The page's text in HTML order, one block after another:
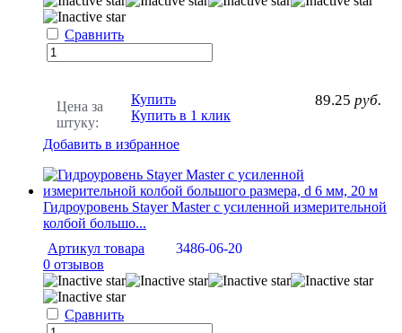
Сравнить
Цена за
штуку:
89.25 руб.
Купить
Купить в 1 клик
Добавить в избранное
Гидроуровень Stayer Master с усиленной измерительной
колбой большо...
Артикул товара
3486-06-20
0 отзывов
Сравнить